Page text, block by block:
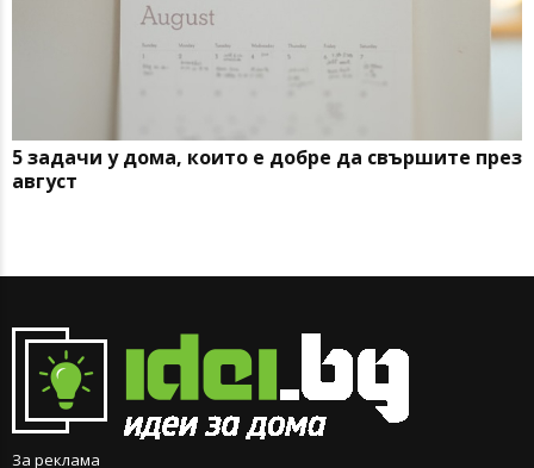
5 задачи у дома, които е добре да свършите през
август
За реклама